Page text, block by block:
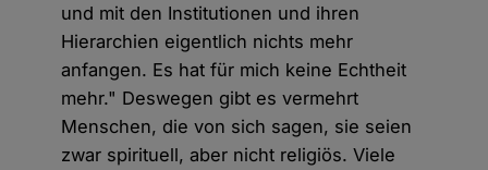
und mit den Institutionen und ihren
Hierarchien eigentlich nichts mehr
anfangen. Es hat für mich keine Echtheit
mehr." Deswegen gibt es vermehrt
Menschen, die von sich sagen, sie seien
zwar spirituell, aber nicht religiös. Viele